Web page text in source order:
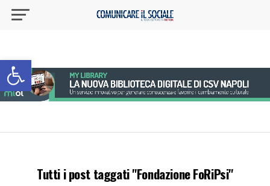
Apri la barra degli strumenti
Tutti i post taggati "Fondazione FoRiPsi"